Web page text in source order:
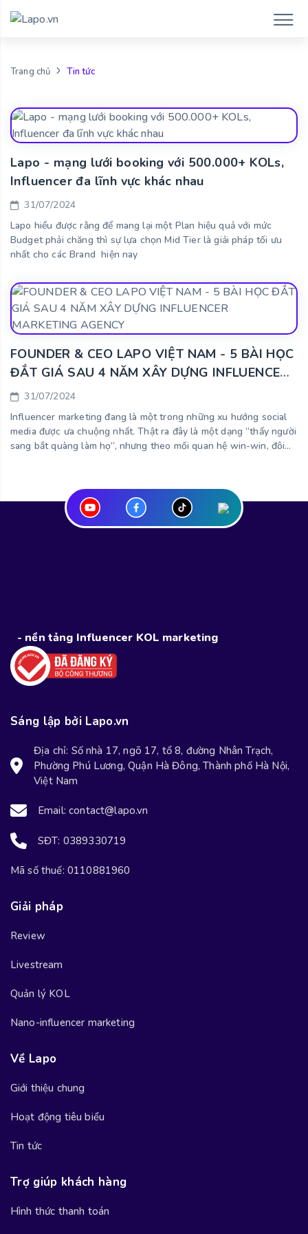
Trang chủ Tin tức
Lapo - mạng lưới booking với 500.000+ KOLs,
Influencer đa lĩnh vực khác nhau
31/07/2024
Lapo hiểu được rằng để mang lại một Plan hiệu quả với mức
Budget phải chăng thì sự lựa chọn Mid Tier là giải pháp tối ưu
nhất cho các Brand hiện nay
FOUNDER & CEO LAPO VIỆT NAM - 5 BÀI HỌC
ĐẮT GIÁ SAU 4 NĂM XÂY DỰNG INFLUENCER
MARKETING AGENCY
31/07/2024
Influencer marketing đang là một trong những xu hướng social
media được ưa chuộng nhất. Thật ra đây là một dạng “thấy người
sang bắt quàng làm họ”, nhưng theo mối quan hệ win-win, đôi
- nền tảng Influencer KOL marketing
Sáng lập bởi Lapo.vn
Địa chỉ: Số nhà 17, ngõ 17, tổ 8, đường Nhân Trạch,
Phường Phú Lương, Quận Hà Đông, Thành phố Hà Nội,
Việt Nam
Email: contact@lapo.vn
SĐT: 0389330719
Mã số thuế: 0110881960
Giải pháp
Review
Livestream
Quản lý KOL
Nano-influencer marketing
Về Lapo
Giới thiệu chung
Hoạt động tiêu biểu
Tin tức
Trợ giúp khách hàng
Hình thức thanh toán